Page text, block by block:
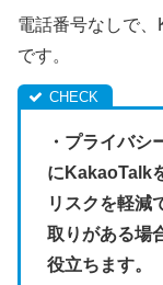
電話番号なしで、
です。
・プライバシ
にKakaoTalk
リスクを軽減
取りがある場
役立ちます。